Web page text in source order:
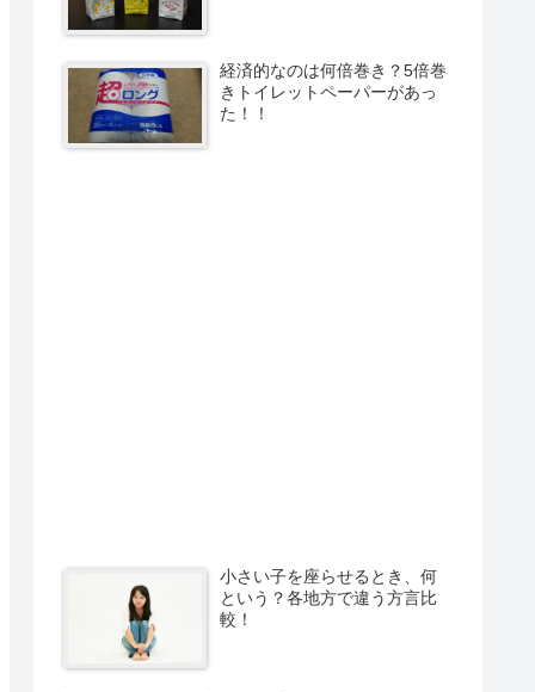
経済的なのは何倍巻き？5倍巻
きトイレットペーパーがあっ
た！！
小さい子を座らせるとき、何
という？各地方で違う方言比
較！